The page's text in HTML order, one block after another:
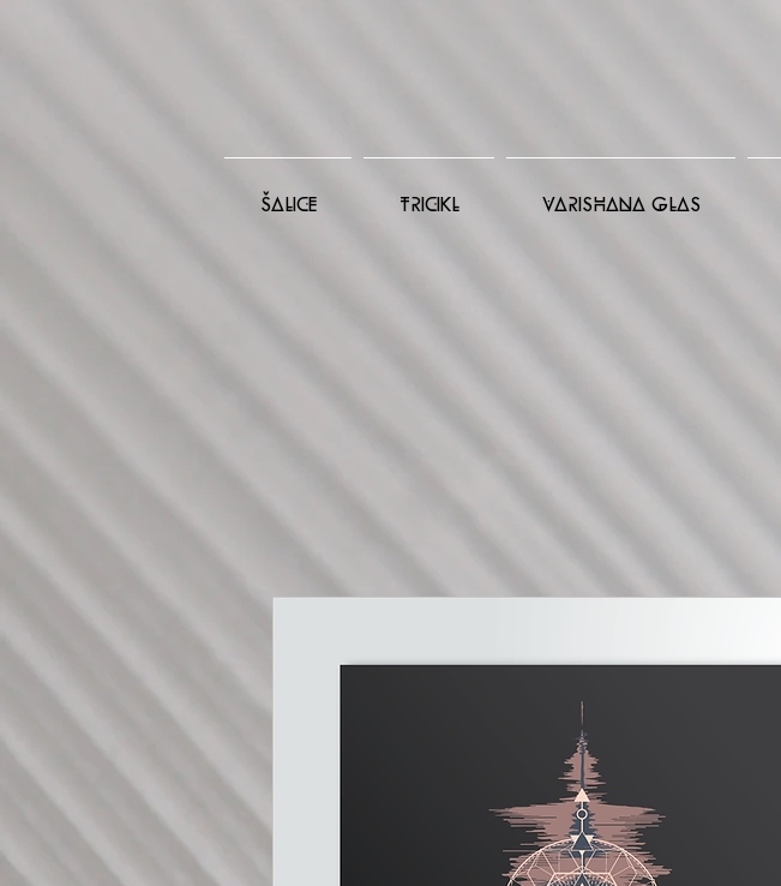
ŠALICE TRICIKL VARISHANA GLAS